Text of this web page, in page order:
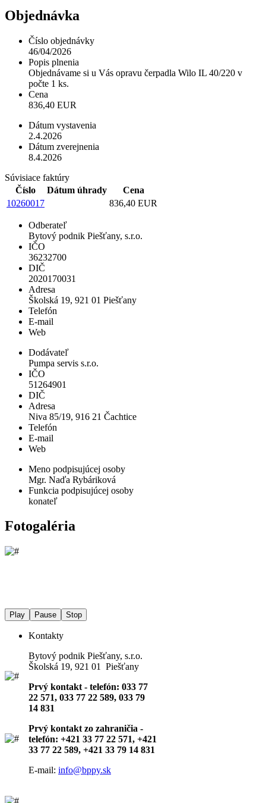
Objednávka
Číslo objednávky
46/04/2026
Popis plnenia
Objednávame si u Vás opravu čerpadla Wilo IL 40/220 v
počte 1 ks.
Cena
836,40 EUR
Dátum vystavenia
2.4.2026
Dátum zverejnenia
8.4.2026
Súvisiace faktúry
Číslo
Dátum úhrady
Cena
10260017
836,40 EUR
Odberateľ
Bytový podnik Piešťany, s.r.o.
IČO
36232700
DIČ
2020170031
Adresa
Školská 19, 921 01 Piešťany
Telefón
E-mail
Web
Dodávateľ
Pumpa servis s.r.o.
IČO
51264901
DIČ
Adresa
Niva 85/19, 916 21 Čachtice
Telefón
E-mail
Web
Meno podpisujúcej osoby
Mgr. Naďa Rybáriková
Funkcia podpisujúcej osoby
konateľ
Fotogaléria
Play Pause Stop
Kontakty
Bytový podnik Piešťany, s.r.o.
Školská 19, 921 01 Piešťany
Prvý kontakt - telefón: 033 77
22 571, 033 77 22 589, 033 79
14 831
Prvý kontakt zo zahraničia -
telefón: +421 33 77 22 571, +421
33 77 22 589, +421 33 79 14 831
E-mail: info@bppy.sk